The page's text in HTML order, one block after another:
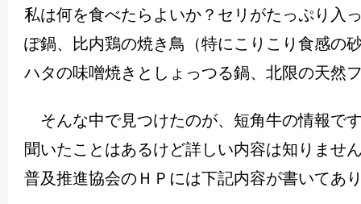
私は何を食べたらよいか？セリがたっぷり入
ぽ鍋、比内鶏の焼き鳥（特にこりこり食感の
ハタの味噌焼きとしょっつる鍋、北限の天然
そんな中で見つけたのが、短角牛の情報で
聞いたことはあるけど詳しい内容は知りませ
普及推進協会のＨＰには下記内容が書いてあ